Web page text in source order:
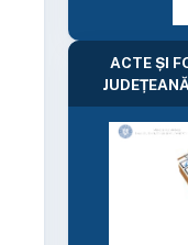
ACTE ȘI